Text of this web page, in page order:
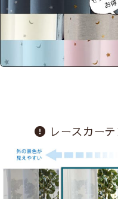
レースカー